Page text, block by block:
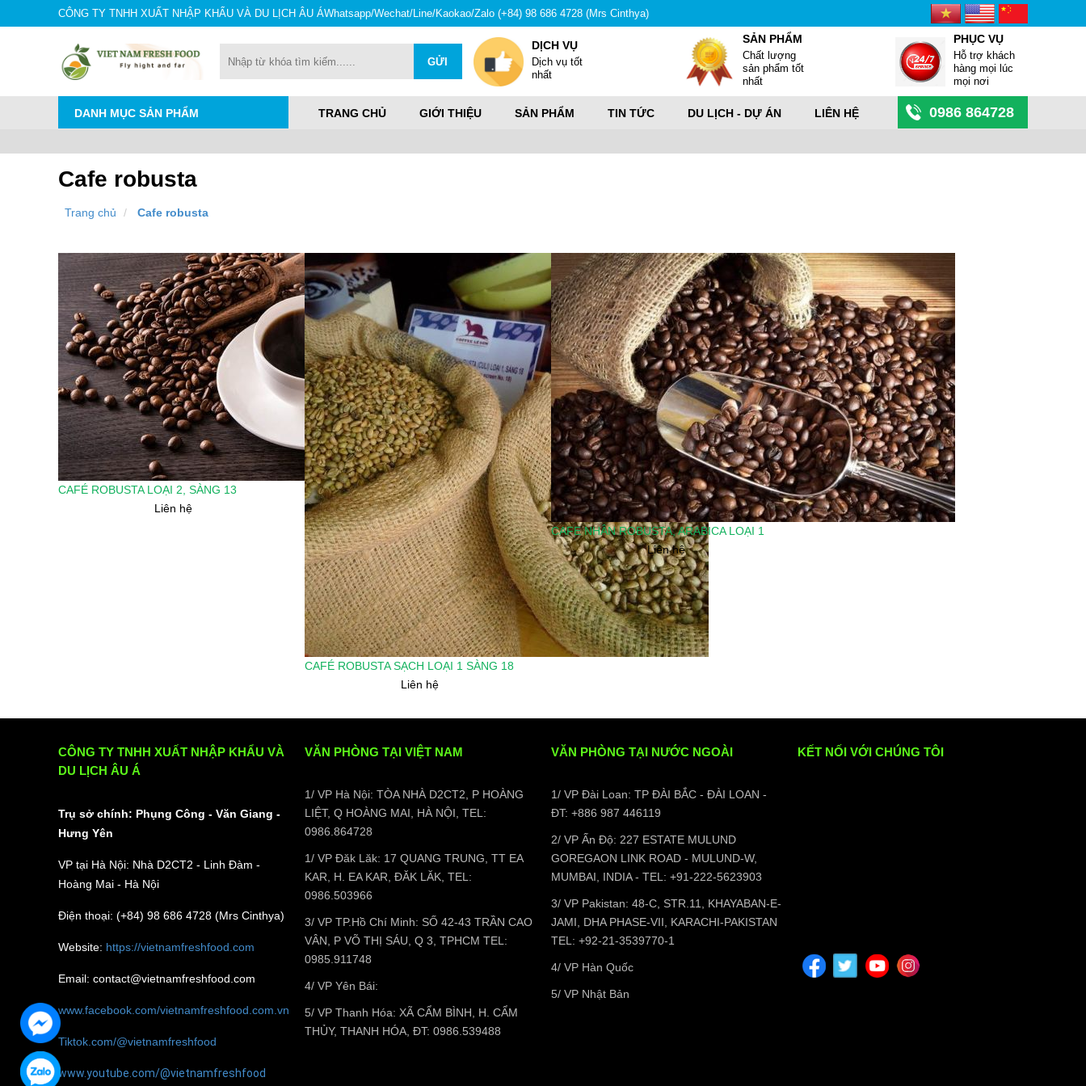
CÔNG TY TNHH XUẤT NHẬP KHẨU VÀ DU LỊCH ÂU ÁㅤㅤㅤㅤㅤㅤㅤㅤㅤㅤㅤㅤㅤㅤㅤㅤㅤㅤㅤㅤㅤㅤWhatsapp/Wechat/Line/Kaokao/Zalo (+84) 98 686 4728 (Mrs Cinthya)
DỊCH VỤ
Dịch vụ tốt
nhất
SẢN PHẨM
Chất lượng
sản phẩm tốt
nhất
PHỤC VỤ
Hỗ trợ khách
hàng mọi lúc
mọi nơi
DANH MỤC SẢN PHẨM TRANG CHỦ GIỚI THIỆU SẢN PHẨM TIN TỨC DU LỊCH - DỰ ÁN LIÊN HỆ 0986 864728
Cafe robusta
Trang chủ Cafe robusta
CAFÉ ROBUSTA LOẠI 2, SÀNG 13
Liên hệ
CAFÉ ROBUSTA SẠCH LOẠI 1 SÀNG 18
Liên hệ
CAFE NHÂN ROBUSTA, ARABICA LOẠI 1
Liên hệ
CÔNG TY TNHH XUẤT NHẬP KHẨU VÀ
DU LỊCH ÂU Á
Trụ sở chính: Phụng Công - Văn Giang -
Hưng Yên
VP tại Hà Nội: Nhà D2CT2 - Linh Đàm -
Hoàng Mai - Hà Nội
Điện thoại: (+84) 98 686 4728 (Mrs Cinthya)
Website: https://vietnamfreshfood.com
Email: contact@vietnamfreshfood.com
www.facebook.com/vietnamfreshfood.com.vn
Tiktok.com/@vietnamfreshfood
www.youtube.com/@vietnamfreshfood
VĂN PHÒNG TẠI VIỆT NAM
1/ VP Hà Nội: TÒA NHÀ D2CT2, P HOÀNG
LIỆT, Q HOÀNG MAI, HÀ NỘI, TEL:
0986.864728
1/ VP Đăk Lăk: 17 QUANG TRUNG, TT EA
KAR, H. EA KAR, ĐĂK LĂK, TEL:
0986.503966
3/ VP TP.Hồ Chí Minh: SỐ 42-43 TRẦN CAO
VÂN, P VÕ THỊ SÁU, Q 3, TPHCM TEL:
0985.911748
4/ VP Yên Bái:
5/ VP Thanh Hóa: XÃ CẨM BÌNH, H. CẨM
THỦY, THANH HÓA, ĐT: 0986.539488
VĂN PHÒNG TẠI NƯỚC NGOÀI
1/ VP Đài Loan: TP ĐÀI BẮC - ĐÀI LOAN -
ĐT: +886 987 446119
2/ VP Ấn Độ: 227 ESTATE MULUND
GOREGAON LINK ROAD - MULUND-W,
MUMBAI, INDIA - TEL: +91-222-5623903
3/ VP Pakistan: 48-C, STR.11, KHAYABAN-E-
JAMI, DHA PHASE-VII, KARACHI-PAKISTAN
TEL: +92-21-3539770-1
4/ VP Hàn Quốc
5/ VP Nhật Bản
KẾT NỐI VỚI CHÚNG TÔI